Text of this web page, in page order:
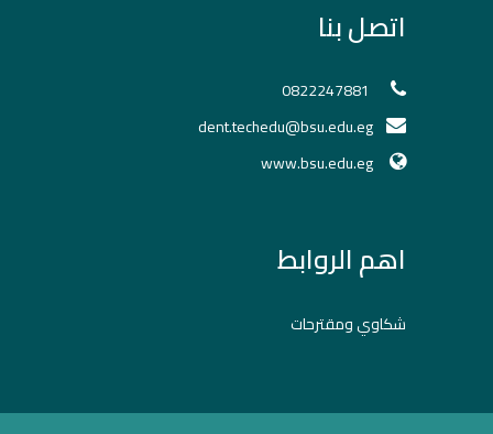
اتصل بنا
dent.techedu@bsu.edu.eg
www.bsu.edu.eg
اهم الروابط
شكاوي ومقترحات